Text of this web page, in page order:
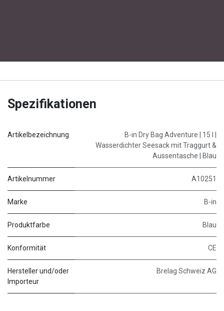
Spezifikationen
Artikelbezeichnung
B-in Dry Bag Adventure | 15 l |
Wasserdichter Seesack mit Traggurt &
Aussentasche | Blau
Artikelnummer A10251
Marke B-in
Produktfarbe Blau
Konformität CE
Hersteller und/oder
Importeur
Brelag Schweiz AG